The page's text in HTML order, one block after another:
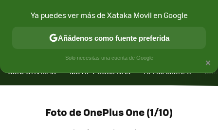
CONECTIVIDAD MÓVIL Y SOCIEDAD APLICACIONES
Foto de OnePlus One (1/10)
×
Ya puedes ver más de Xataka Movil en Google
Añádenos como fuente preferida
Solo necesitas una cuenta de Google